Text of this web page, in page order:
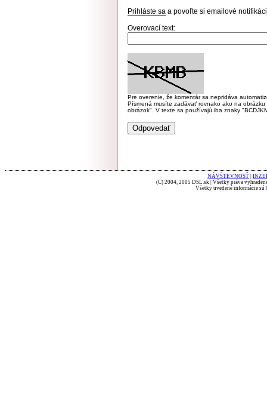
Prihláste sa a povoľte si emailové
Overovací text:
Pre overenie, že komentár sa nepridáva
Písmená musíte zadávať rovnako ako na
obrázok". V texte sa používajú iba znaky
NÁVŠTEVNOSŤ
(C) 2004, 2005 DSL.sk | Všetky práva
Všetky uvedené informácie sú